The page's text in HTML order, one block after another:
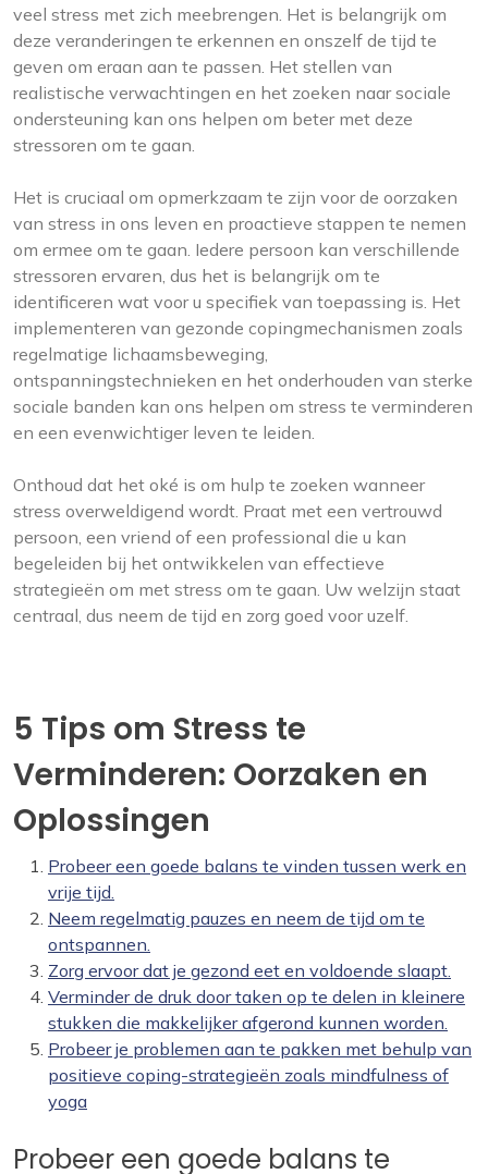
veel stress met zich meebrengen. Het is belangrijk om
deze veranderingen te erkennen en onszelf de tijd te
geven om eraan aan te passen. Het stellen van
realistische verwachtingen en het zoeken naar sociale
ondersteuning kan ons helpen om beter met deze
stressoren om te gaan.
Het is cruciaal om opmerkzaam te zijn voor de oorzaken
van stress in ons leven en proactieve stappen te nemen
om ermee om te gaan. Iedere persoon kan verschillende
stressoren ervaren, dus het is belangrijk om te
identificeren wat voor u specifiek van toepassing is. Het
implementeren van gezonde copingmechanismen zoals
regelmatige lichaamsbeweging,
ontspanningstechnieken en het onderhouden van sterke
sociale banden kan ons helpen om stress te verminderen
en een evenwichtiger leven te leiden.
Onthoud dat het oké is om hulp te zoeken wanneer
stress overweldigend wordt. Praat met een vertrouwd
persoon, een vriend of een professional die u kan
begeleiden bij het ontwikkelen van effectieve
strategieën om met stress om te gaan. Uw welzijn staat
centraal, dus neem de tijd en zorg goed voor uzelf.
5 Tips om Stress te
Verminderen: Oorzaken en
Oplossingen
Probeer een goede balans te vinden tussen werk en
vrije tijd.
Neem regelmatig pauzes en neem de tijd om te
ontspannen.
Zorg ervoor dat je gezond eet en voldoende slaapt.
Verminder de druk door taken op te delen in kleinere
stukken die makkelijker afgerond kunnen worden.
Probeer je problemen aan te pakken met behulp van
positieve coping-strategieën zoals mindfulness of
yoga
Probeer een goede balans te